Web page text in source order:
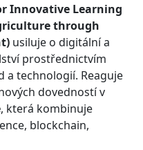
Innovative Learning
through
usiluje o digitální a
prostřednictvím
a technologií. Reaguje
dovedností v
, která kombinuje
blockchain,